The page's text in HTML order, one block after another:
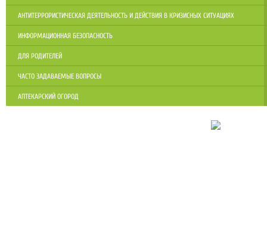
АНТИТЕРРОРИСТИЧЕСКАЯ ДЕЯТЕЛЬНОСТЬ И ДЕЙСТВИЯ В КРИЗИСНЫХ СИТУАЦИЯХ
ИНФОРМАЦИОННАЯ БЕЗОПАСНОСТЬ
ДЛЯ РОДИТЕЛЕЙ
ЧАСТО ЗАДАВАЕМЫЕ ВОПРОСЫ
АПТЕКАРСКИЙ ОГОРОД